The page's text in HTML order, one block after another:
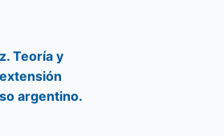
Teoría y
argentino.